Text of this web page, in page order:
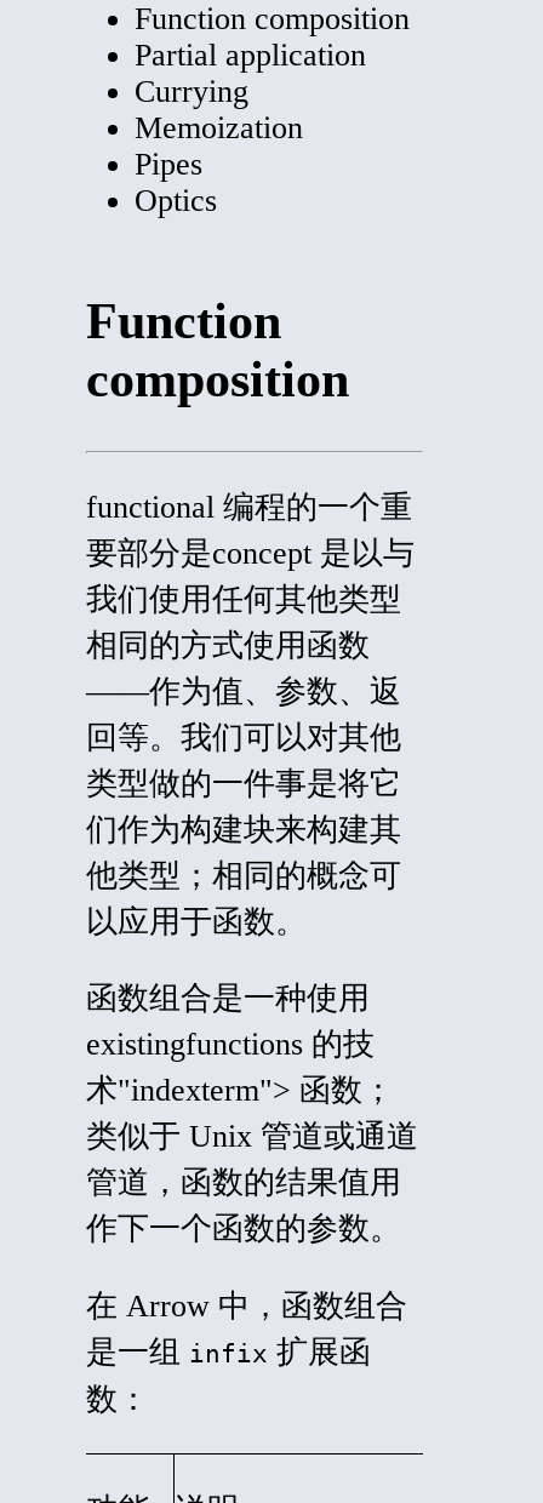
Function composition
Partial application
Currying
Memoization
Pipes
Optics
Function
composition
functional 编程的一个重
要部分是concept 是以与
我们使用任何其他类型
相同的方式使用函数
——作为值、参数、返
回等。我们可以对其他
类型做的一件事是将它
们作为构建块来构建其
他类型；相同的概念可
以应用于函数。
函数组合是一种使用
existingfunctions 的技
术"indexterm"> 函数；
类似于 Unix 管道或通道
管道，函数的结果值用
作下一个函数的参数。
在 Arrow 中，函数组合
是一组 infix 扩展函
数：